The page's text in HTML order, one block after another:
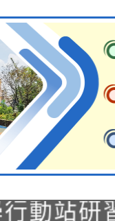
第2次
(無人
動站研